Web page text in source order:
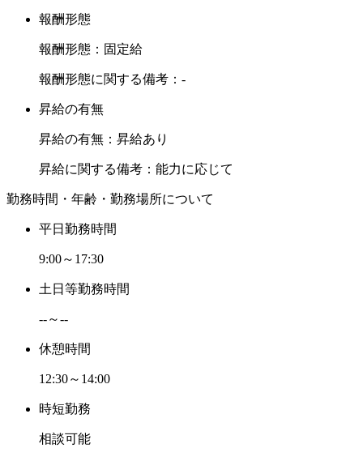
報酬形態
報酬形態：固定給
報酬形態に関する備考：-
昇給の有無
昇給の有無：昇給あり
昇給に関する備考：能力に応じて
勤務時間・年齢・勤務場所について
平日勤務時間
9:00～17:30
土日等勤務時間
--～--
休憩時間
12:30～14:00
時短勤務
相談可能